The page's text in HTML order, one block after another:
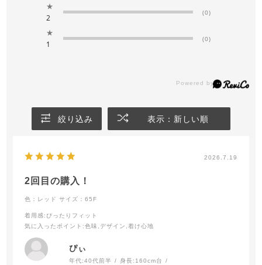
★
2
(0)
★
1
(0)
絞り込み 表示：新しい順
2026.7.19
2回目の購入！
色：レッド サイズ：65F
着用感:ぴったりフィット
気に入ったポイント :色味,デザイン,着け心地
ぴぃ
年代:40代前半 身長: 160cm台